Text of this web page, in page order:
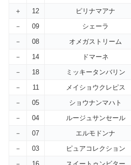
＋
12 ピリナマアナ
－
09 シェーラ
－
08 オメガストリーム
－
14 ドマーネ
－
18 ミッキータンバリン
－
11 メイショウクレピス
－
05 ショウナンマハト
－
04 ルージュサンセール
－
07 エルモドンナ
－
03 ピュアコレクション